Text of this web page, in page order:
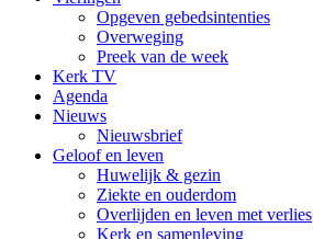
Opgeven gebedsintenties
Overweging
Preek van de week
Kerk TV
Agenda
Nieuws
Nieuwsbrief
Geloof en leven
Huwelijk & gezin
Ziekte en ouderdom
Overlijden en leven met verlies
Kerk en samenleving